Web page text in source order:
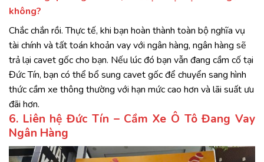
không?
Chắc chắn rồi. Thực tế, khi bạn hoàn thành toàn bộ nghĩa vụ
tài chính và tất toán khoản vay với ngân hàng, ngân hàng sẽ
trả lại cavet gốc cho bạn. Nếu lúc đó bạn vẫn đang cầm cố tại
Đức Tín, bạn có thể bổ sung cavet gốc để chuyển sang hình
thức cầm xe thông thường với hạn mức cao hơn và lãi suất ưu
đãi hơn.
6. Liên hệ Đức Tín – Cầm Xe Ô Tô Đang Vay
Ngân Hàng